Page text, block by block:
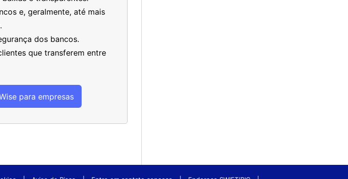
e, geralmente, até mais
dos bancos.
que transferem entre
para empresas